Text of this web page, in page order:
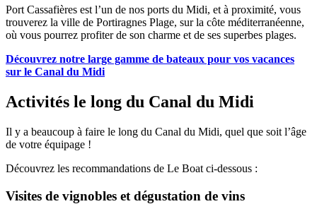
Port Cassafières est l’un de nos ports du Midi, et à proximité, vous
trouverez la ville de Portiragnes Plage, sur la côte méditerranéenne,
où vous pourrez profiter de son charme et de ses superbes plages.
Découvrez notre large gamme de bateaux pour vos vacances
sur le Canal du Midi
Activités le long du Canal du Midi
Il y a beaucoup à faire le long du Canal du Midi, quel que soit l’âge
de votre équipage !
Découvrez les recommandations de Le Boat ci‑dessous :
Visites de vignobles et dégustation de vins